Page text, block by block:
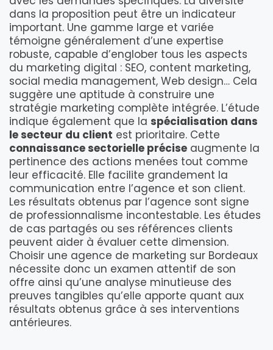
dans la proposition peut être un indicateur
important. Une gamme large et variée
témoigne généralement d’une expertise
robuste, capable d’englober tous les aspects
du marketing digital : SEO, content marketing,
social media management, Web design… Cela
suggère une aptitude à construire une
stratégie marketing complète intégrée. L’étude
indique également que la spécialisation dans
le secteur du client est prioritaire. Cette
connaissance sectorielle précise augmente la
pertinence des actions menées tout comme
leur efficacité. Elle facilite grandement la
communication entre l’agence et son client.
Les résultats obtenus par l’agence sont signe
de professionnalisme incontestable. Les études
de cas partagés ou ses références clients
peuvent aider à évaluer cette dimension.
Choisir une agence de marketing sur Bordeaux
nécessite donc un examen attentif de son
offre ainsi qu’une analyse minutieuse des
preuves tangibles qu’elle apporte quant aux
résultats obtenus grâce à ses interventions
antérieures.